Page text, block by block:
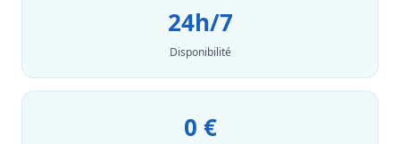
24h/7
Disponibilité
0 €